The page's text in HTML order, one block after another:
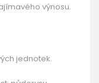
výnosu.
jednotek.